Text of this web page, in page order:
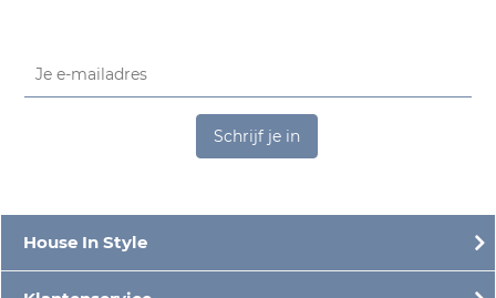
Schrijf je in
House In Style